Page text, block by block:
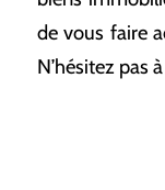
de vous faire
N’hésitez pas